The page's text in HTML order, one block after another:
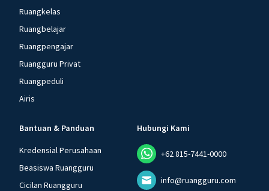
Ruangkelas
Ruangbelajar
Ruangpengajar
Ruangguru Privat
Ruangpeduli
Airis
Bantuan & Panduan
Kredensial Perusahaan
Beasiswa Ruangguru
Cicilan Ruangguru
Hubungi Kami
+62 815-7441-0000
info@ruangguru.com